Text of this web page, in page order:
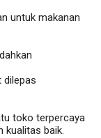
untuk makanan
dilepas
toko terpercaya
kualitas baik.